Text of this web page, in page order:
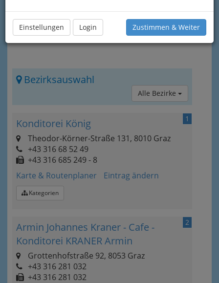
Einstellungen Login Zustimmen & Weiter
Bezirksauswahl
Alle Bezirke
1
Konditorei König
Theodor-Körner-Straße 131, 8010 Graz
+43 316 68 52 49
+43 316 685 249 - 8
Karte & Routenplaner
Eintrag ändern
Kategorien
2
Armin Johannes Kraner - Cafe -
Konditorei KRANER Armin
Grottenhofstraße 92, 8053 Graz
+43 316 281 032
+43 316 281 032